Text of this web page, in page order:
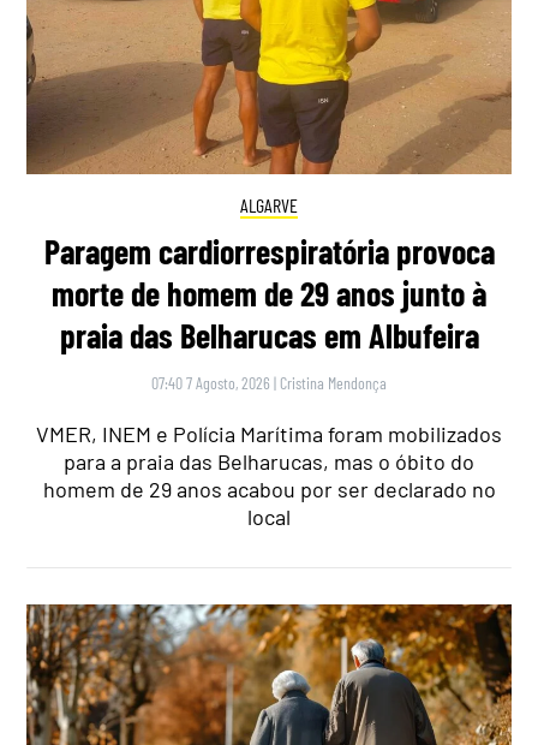
ALGARVE
Paragem cardiorrespiratória provoca
morte de homem de 29 anos junto à
praia das Belharucas em Albufeira
07:40 7 Agosto, 2026 | Cristina Mendonça
VMER, INEM e Polícia Marítima foram mobilizados
para a praia das Belharucas, mas o óbito do
homem de 29 anos acabou por ser declarado no
local